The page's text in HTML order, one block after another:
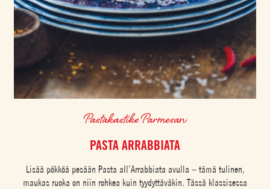
Pastakastike Parmesan
PASTA ARRABBIATA
Lisää pökköä pesään Pasta all’Arrabbiata avulla – tämä tulinen,
maukas ruoka on niin rohkea kuin tyydyttäväkin. Tässä klassisessa